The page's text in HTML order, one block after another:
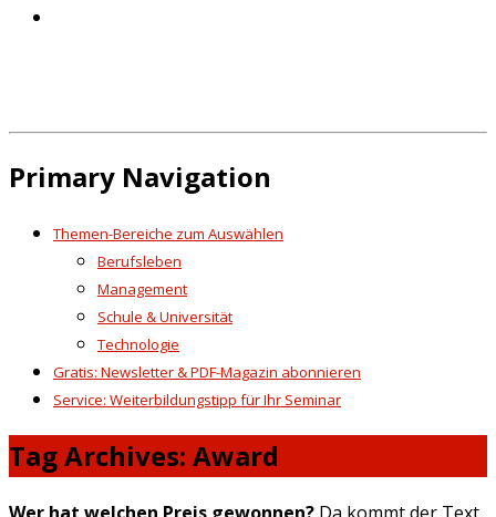
Primary Navigation
Themen-Bereiche zum Auswählen
Berufsleben
Management
Schule & Universität
Technologie
Gratis: Newsletter & PDF-Magazin abonnieren
Service: Weiterbildungstipp für Ihr Seminar
Tag Archives: Award